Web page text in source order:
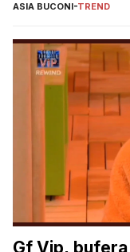
ASIA BUCONI-TREND
Gf Vip, bufera